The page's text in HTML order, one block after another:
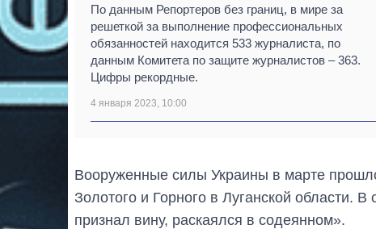
По данным Репортеров без границ, в мире за
решеткой за выполнение профессиональных
обязанностей находится 533 журналиста, по
данным Комитета по защите журналистов – 363.
Цифры рекордные.
4 января 2023, 10:00
Вооруженные силы Украины в марте
Золотого и Горного в Луганской области.
признал вину, раскаялся в содеянном».